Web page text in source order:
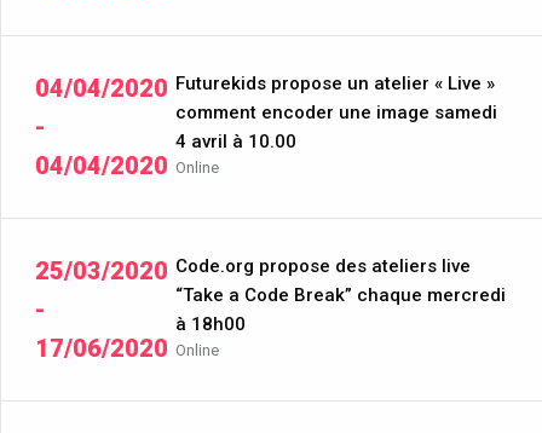
04/04/2020
-
04/04/2020
Futurekids propose un atelier « Live »
comment encoder une image samedi
4 avril à 10.00
Online
25/03/2020
-
17/06/2020
Code.org propose des ateliers live
“Take a Code Break” chaque mercredi
à 18h00
Online